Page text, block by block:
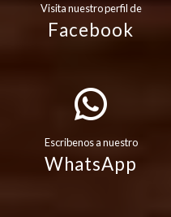
Visita nuestro perfil de
Facebook
Escribenos a nuestro
WhatsApp